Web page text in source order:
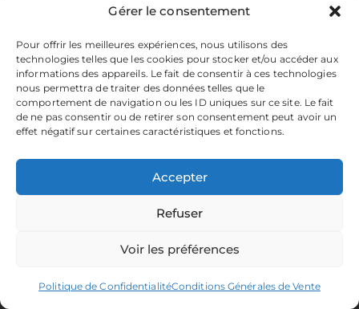
Gérer le consentement
Pour offrir les meilleures expériences, nous utilisons des
technologies telles que les cookies pour stocker et/ou accéder aux
informations des appareils. Le fait de consentir à ces technologies
nous permettra de traiter des données telles que le
comportement de navigation ou les ID uniques sur ce site. Le fait
de ne pas consentir ou de retirer son consentement peut avoir un
effet négatif sur certaines caractéristiques et fonctions.
Accepter
Refuser
Voir les préférences
Politique de ConfidentialitéConditions Générales de Vente
La plateforme dédiée à vos souvenirs de karting.
Parcourez les albums, téléchargez vos images, et partagez
votre passion.
Focusontrack © 2026. All rights reserved. |
Producted byTWENTY-ONE CREATION